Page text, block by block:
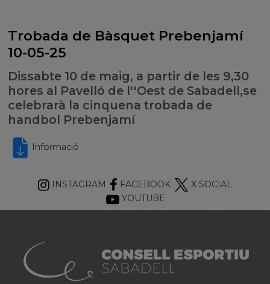
Trobada de Bàsquet Prebenjamí
10-05-25
Dissabte 10 de maig, a partir de les 9,30
hores al Pavelló de l''Oest de Sabadell,se
celebrarà la cinquena trobada de
handbol Prebenjamí
Informació
INSTAGRAM FACEBOOK
X SOCIAL
YOUTUBE